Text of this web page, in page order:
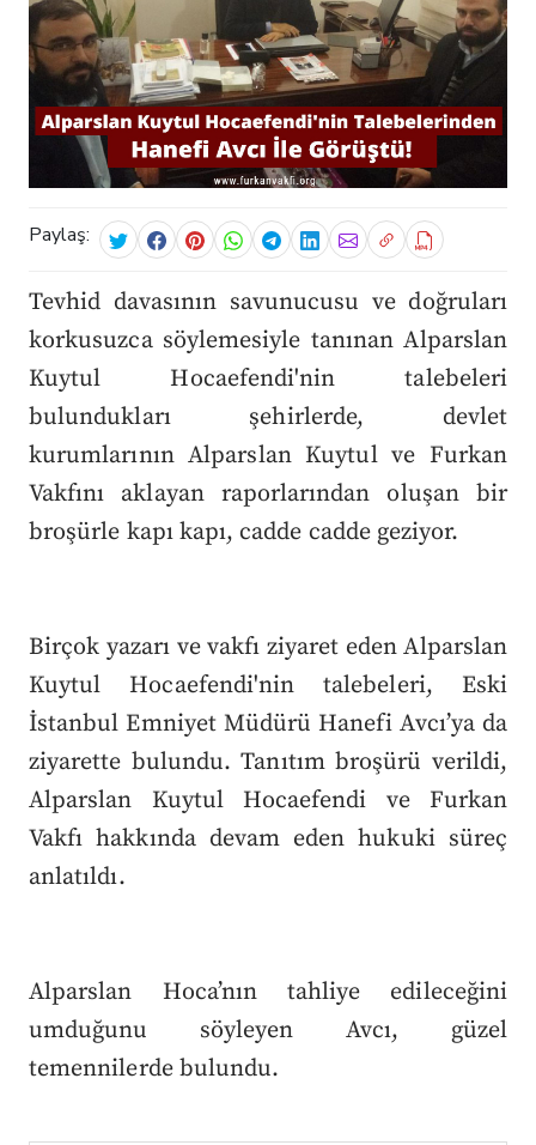
Paylaş:
Tevhid davasının savunucusu ve doğruları
korkusuzca söylemesiyle tanınan Alparslan
Kuytul Hocaefendi'nin talebeleri
bulundukları şehirlerde, devlet
kurumlarının Alparslan Kuytul ve Furkan
Vakfını aklayan raporlarından oluşan bir
broşürle kapı kapı, cadde cadde geziyor.
Birçok yazarı ve vakfı ziyaret eden Alparslan
Kuytul Hocaefendi'nin talebeleri, Eski
İstanbul Emniyet Müdürü Hanefi Avcı’ya da
ziyarette bulundu. Tanıtım broşürü verildi,
Alparslan Kuytul Hocaefendi ve Furkan
Vakfı hakkında devam eden hukuki süreç
anlatıldı.
Alparslan Hoca’nın tahliye edileceğini
umduğunu söyleyen Avcı, güzel
temennilerde bulundu.